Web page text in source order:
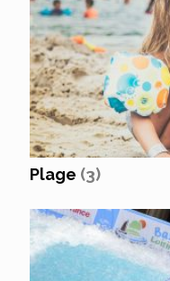
Plage (3)